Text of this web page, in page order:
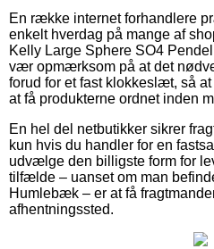
En række internet forhandlere
enkelt hverdag på mange af
Kelly Large Sphere SO4
vær opmærksom på at det
forud for et fast klokkeslæt, så
at få produkterne ordnet inden
En hel del netbutikker sikrer
kun hvis du handler for en
udvælge den billigste form for
tilfælde – uanset om man
Humlebæk – er at få
afhentningssted.